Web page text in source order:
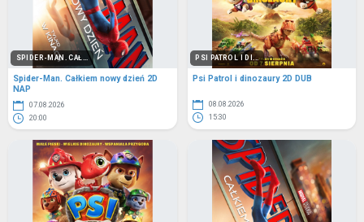
SPIDER-MAN. CAŁ...
Spider-Man. Całkiem nowy dzień 2D
NAP
07.08.2026
20:00
PSI PATROL I DI...
Psi Patrol i dinozaury 2D DUB
08.08.2026
15:30